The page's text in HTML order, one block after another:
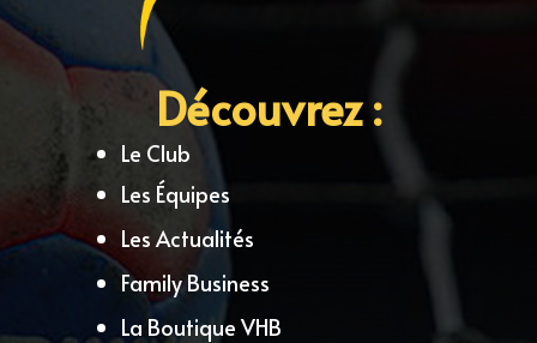
Découvrez :
Le Club
Les Équipes
Les Actualités
Family Business
La Boutique VHB